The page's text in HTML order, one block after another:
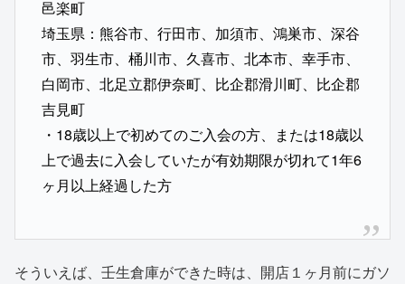
邑楽町
埼玉県：熊谷市、行田市、加須市、鴻巣市、深谷
市、羽生市、桶川市、久喜市、北本市、幸手市、
白岡市、北足立郡伊奈町、比企郡滑川町、比企郡
吉見町
・18歳以上で初めてのご入会の方、または18歳以
上で過去に入会していたが有効期限が切れて1年6
ヶ月以上経過した方
そういえば、壬生倉庫ができた時は、開店１ヶ月前にガソ